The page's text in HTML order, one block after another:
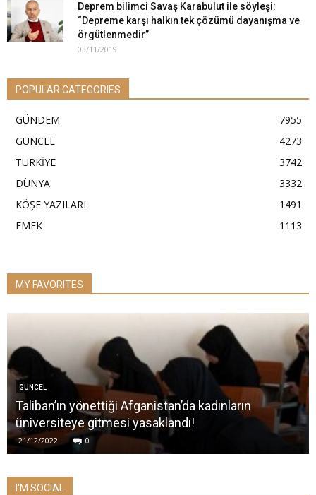
Deprem bilimci Savaş Karabulut ile söyleşi:
“Depreme karşı halkın tek çözümü dayanışma ve
örgütlenmedir”
03/11/2019
POPULAR CATEGORIES
GÜNDEM
7955
GÜNCEL
4273
TÜRKİYE
3742
DÜNYA
3332
KÖŞE YAZILARI
1491
EMEK
1113
MY FAVORITES
GÜNCEL
Taliban’ın yönettiği Afganistan’da kadınların
üniversiteye gitmesi yasaklandı!
21/12/2022 0
I'M SOCIAL